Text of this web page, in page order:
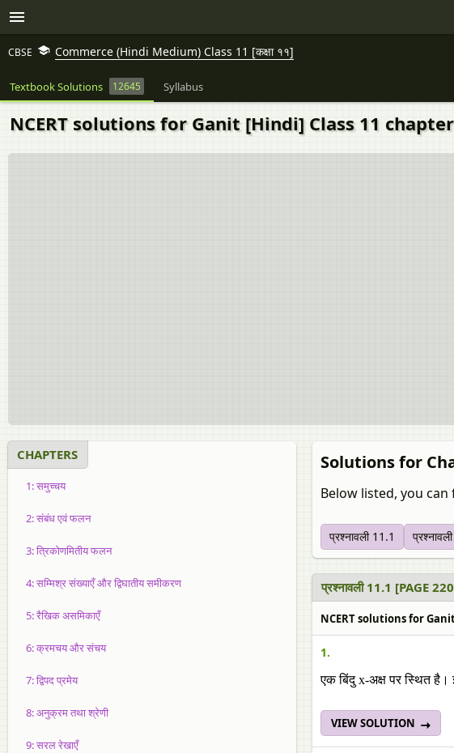
CBSE Commerce (Hindi Medium) Class 11 [कक्षा ११]
Textbook Solutions 12645 Syllabus
NCERT solutions for Ganit [Hindi] Class 11 chapter
CHAPTERS
1: समुच्चय
2: संबंध एवं फलन
3: त्रिकोणमितीय फलन
4: सम्मिश्र संख्याएँ और द्विघातीय समीकरण
5: रैखिक असमिकाएँ
6: क्रमचय और संचय
7: द्विपद प्रमेय
8: अनुक्रम तथा श्रेणी
9: सरल रेखाएँ
Solutions for
Below listed, you can
प्रश्नावली 11.1
प्रश्नावली 11.1 [PAGE
NCERT solutions for Ganit
1.
एक बिंदु x-अक्ष पर स्थित है।
VIEW SOLUTION